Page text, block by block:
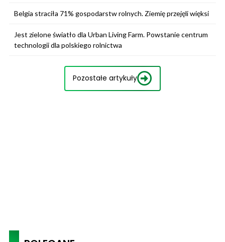
Belgia straciła 71% gospodarstw rolnych. Ziemię przejęli więksi
Jest zielone światło dla Urban Living Farm. Powstanie centrum
technologii dla polskiego rolnictwa
Pozostałe artykuły